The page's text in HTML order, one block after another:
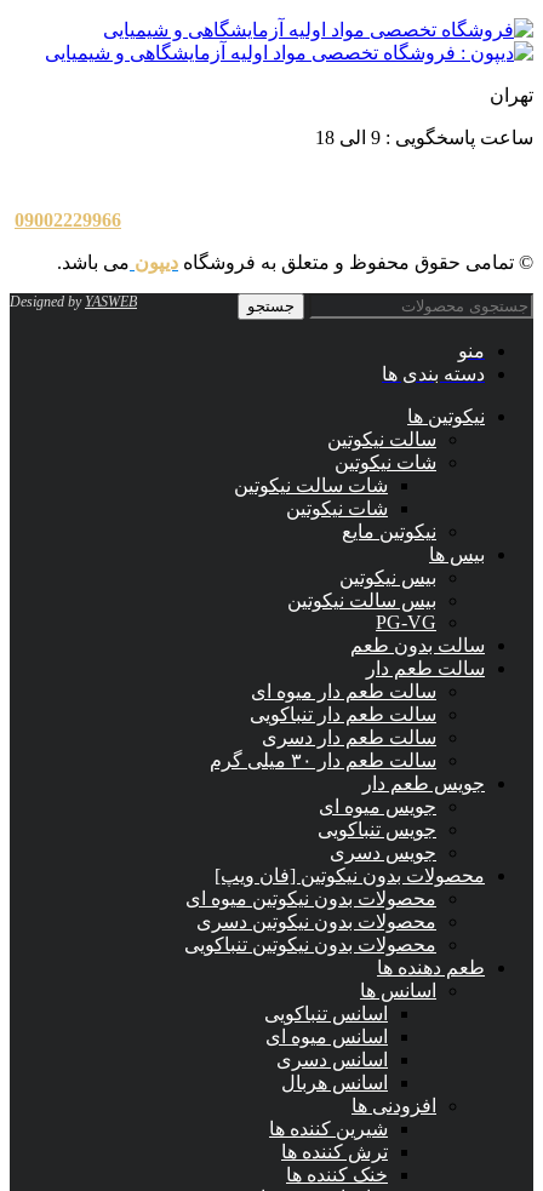
تهران
ساعت پاسخگویی : 9 الی 18
09002229966
© تمامی حقوق محفوظ و متعلق به فروشگاه دیپون می باشد.
Designed by YASWEB جستجو
منو
دسته بندی ها
نیکوتین ها
سالت نیکوتین
شات نیکوتین
شات سالت نیکوتین
شات نیکوتین
نیکوتین مایع
بیس ها
بیس نیکوتین
بیس سالت نیکوتین
PG-VG
سالت بدون طعم
سالت طعم دار
سالت طعم دار میوه ای
سالت طعم دار تنباکویی
سالت طعم دار دسری
سالت طعم دار ۳۰ میلی گرم
جویس طعم دار
جویس میوه ای
جویس تنباکویی
جویس دسری
محصولات بدون نیکوتین [فان ویپ]
محصولات بدون نیکوتین میوه ای
محصولات بدون نیکوتین دسری
محصولات بدون نیکوتین تنباکویی
طعم دهنده ها
اسانس‌ ها
اسانس تنباکویی
اسانس میوه ای
اسانس دسری
اسانس هربال
افزودنی ها
شیرین کننده ها
ترش کننده ها
خنک کننده ها